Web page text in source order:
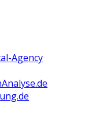
Agency